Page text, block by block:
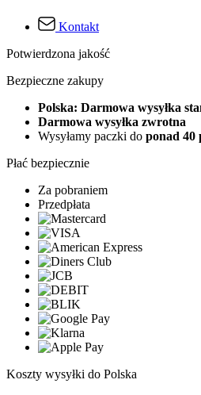
Kontakt
Potwierdzona jakość
Bezpieczne zakupy
Polska: Darmowa wysyłka
Darmowa wysyłka zwrotna
Wysyłamy paczki do ponad 40
Płać bezpiecznie
Za pobraniem
Przedpłata
Koszty wysyłki do Polska